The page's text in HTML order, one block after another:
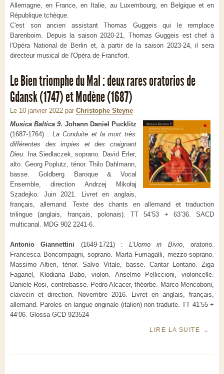
Allemagne, en France, en Italie, au Luxembourg, en Belgique et en
République tchèque.
C'est son ancien assistant Thomas Guggeis qui le remplace
Barenboim. Depuis la saison 2020-21, Thomas Guggeis est chef à
l'Opéra National de Berlin et, à partir de la saison 2023-24, il sera
directeur musical de l'Opéra de Francfort.
Le Bien triomphe du Mal : deux rares oratorios de
Gdansk (1747) et Modène (1687)
Le 10 janvier 2022 par Christophe Steyne
Musica Baltica 9. Johann Daniel Pucklitz
(1687-1764) : La Conduite et la mort très
différentes des impies et des craignant
Dieu. Ina Siedlaczek, soprano. David Erler,
alto. Georg Poplutz, ténor. Thilo Dahlmann,
basse. Goldberg Baroque & Vocal
Ensemble, direction Andrzej Mikołaj
Szadejko. Juin 2021. Livret en anglais,
français, allemand. Texte des chants en allemand et traduction
trilingue (anglais, français, polonais). TT 54’53 + 63’36. SACD
multicanal. MDG 902 2241-6.
Antonio Giannettini (1649-1721) :L’Uomo in Bivio, oratorio.
Francesca Boncompagni, soprano. Marta Fumagalli, mezzo-soprano.
Massimo Altieri, ténor. Salvo Vitale, basse. Cantar Lontano. Ziga
Faganel, Klodiana Babo, violon. Anselmo Pelliccioni, violoncelle.
Daniele Rosi, contrebasse. Pedro Alcacer, théorbe. Marco Mencoboni,
clavecin et direction. Novembre 2016. Livret en anglais, français,
allemand. Paroles en langue originale (italien) non traduite. TT 41’55 +
44’06. Glossa GCD 923524
LIRE LA SUITE →